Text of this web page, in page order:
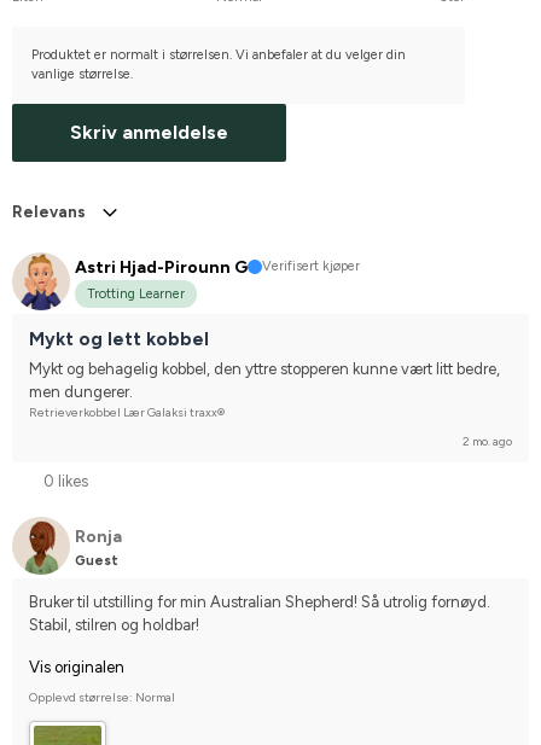
Produktet er normalt i størrelsen. Vi anbefaler at du velger din
vanlige størrelse.
Skriv anmeldelse
Relevans
Astri Hjad-Pirounn G
Verifisert kjøper
Trotting Learner
Mykt og lett kobbel
Mykt og behagelig kobbel, den yttre stopperen kunne vært litt bedre,
men dungerer.
Retrieverkobbel Lær Galaksi traxx®
2 mo. ago
0 likes
Ronja
Guest
Bruker til utstilling for min Australian Shepherd! Så utrolig fornøyd.
Stabil, stilren og holdbar!
Vis originalen
Opplevd størrelse: Normal